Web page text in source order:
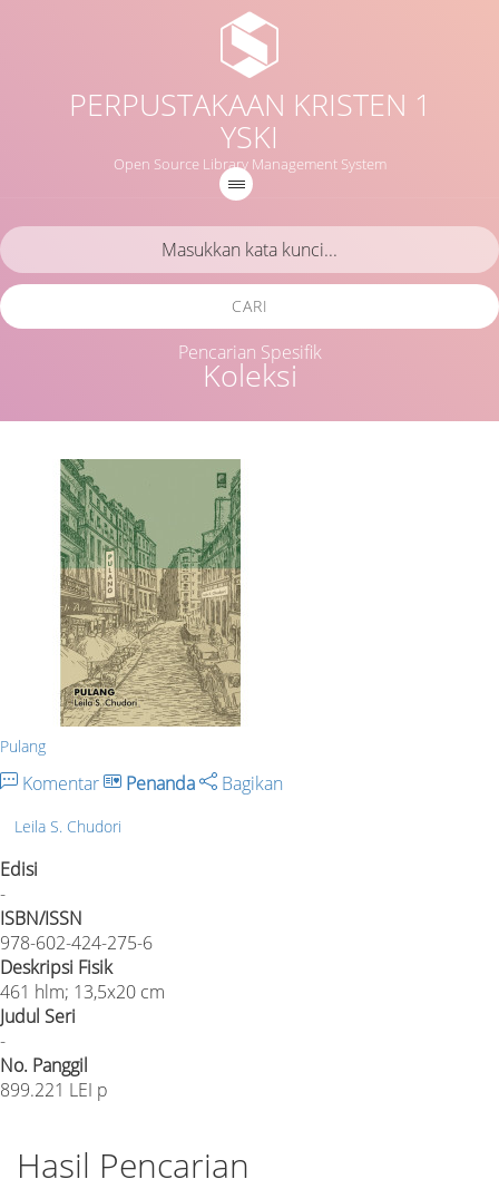
PERPUSTAKAAN KRISTEN 1
YSKI
Open Source Library Management System
Koleksi
CARI
Pencarian Spesifik
Pulang
Komentar Penanda Bagikan
Leila S. Chudori
Edisi
-
ISBN/ISSN
978-602-424-275-6
Deskripsi Fisik
461 hlm; 13,5x20 cm
Judul Seri
-
No. Panggil
899.221 LEI p
Hasil Pencarian